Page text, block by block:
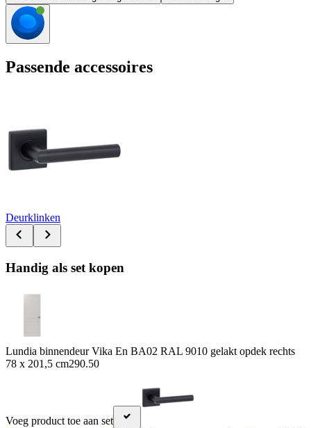
Passende accessoires
Deurklinken
Handig als set kopen
Lundia binnendeur Vika En BA02 RAL 9010 gelakt opdek rechts
78 x 201,5 cm290.50
Voeg product toe aan set